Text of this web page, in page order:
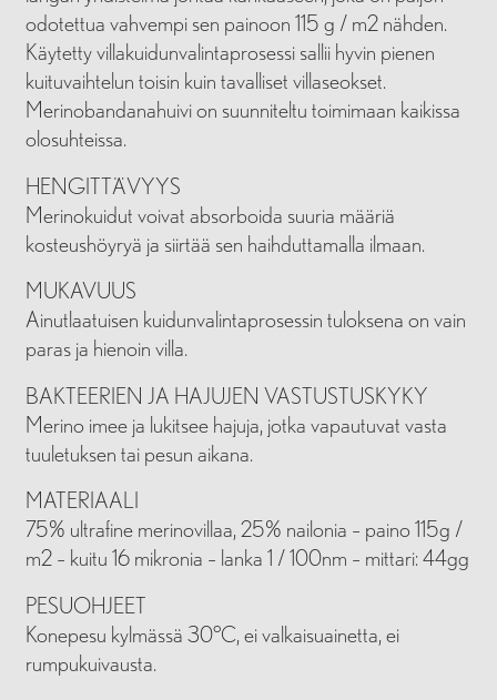
odotettua vahvempi sen painoon 115 g / m2 nähden.
Käytetty villakuidunvalintaprosessi sallii hyvin pienen
kuituvaihtelun toisin kuin tavalliset villaseokset.
Merinobandanahuivi on suunniteltu toimimaan kaikissa
olosuhteissa.
HENGITTÄVYYS
Merinokuidut voivat absorboida suuria määriä
kosteushöyryä ja siirtää sen haihduttamalla ilmaan.
MUKAVUUS
Ainutlaatuisen kuidunvalintaprosessin tuloksena on vain
paras ja hienoin villa.
BAKTEERIEN JA HAJUJEN VASTUSTUSKYKY
Merino imee ja lukitsee hajuja, jotka vapautuvat vasta
tuuletuksen tai pesun aikana.
MATERIAALI
75% ultrafine merinovillaa, 25% nailonia – paino 115g /
m2 – kuitu 16 mikronia – lanka 1 / 100nm – mittari: 44gg
PESUOHJEET
Konepesu kylmässä 30°C, ei valkaisuainetta, ei
rumpukuivausta.